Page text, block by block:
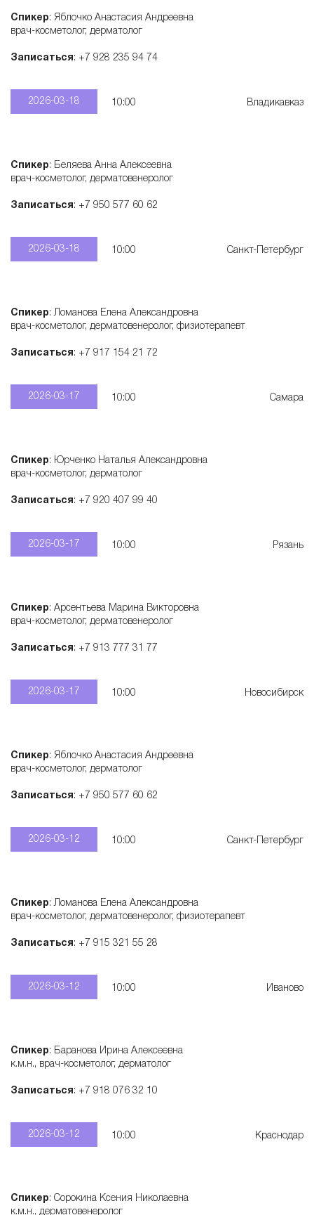
Спикер: Яблочко Анастасия Андреевна
врач-косметолог, дерматолог
Записаться: +7 928 235 94 74
2026-03-18 10:00 Владикавказ
Спикер: Беляева Анна Алексеевна
врач-косметолог, дерматовенеролог
Записаться: +7 950 577 60 62
2026-03-18 10:00 Санкт-Петербург
Спикер: Ломанова Елена Александровна
врач-косметолог, дерматовенеролог, физиотерапевт
Записаться: +7 917 154 21 72
2026-03-17 10:00 Самара
Спикер: Юрченко Наталья Александровна
врач-косметолог, дерматолог
Записаться: +7 920 407 99 40
2026-03-17 10:00 Рязань
Спикер: Арсентьева Марина Викторовна
врач-косметолог, дерматовенеролог
Записаться: +7 913 777 31 77
2026-03-17 10:00 Новосибирск
Спикер: Яблочко Анастасия Андреевна
врач-косметолог, дерматолог
Записаться: +7 950 577 60 62
2026-03-12 10:00 Санкт-Петербург
Спикер: Ломанова Елена Александровна
врач-косметолог, дерматовенеролог, физиотерапевт
Записаться: +7 915 321 55 28
2026-03-12 10:00 Иваново
Спикер: Баранова Ирина Алексеевна
к.м.н., врач-косметолог, дерматолог
Записаться: +7 918 076 32 10
2026-03-12 10:00 Краснодар
Спикер: Сорокина Ксения Николаевна
к.м.н., дерматовенеролог